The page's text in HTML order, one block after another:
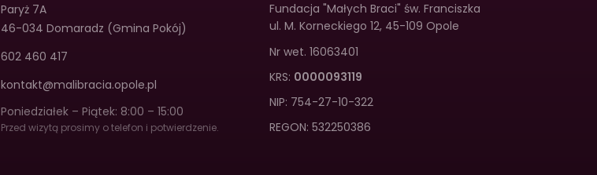
Paryż 7A
46-034 Domaradz (Gmina Pokój)
602 460 417
kontakt@malibracia.opole.pl
Poniedziałek – Piątek: 8:00 – 15:00
Przed wizytą prosimy o telefon i potwierdzenie.
Fundacja "Małych Braci" św. Franciszka
ul. M. Korneckiego 12, 45-109 Opole
Nr wet. 16063401
KRS: 0000093119
NIP: 754-27-10-322
REGON: 532250386